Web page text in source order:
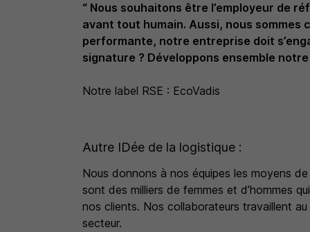
“ Nous souhaitons être l’employeur de
avant tout humain. Aussi, nous
performante, notre entreprise doit
signature ? Développons ensemble notre
Notre label RSE : EcoVadis
Autre IDée de la logistique :
Nous donnons à nos équipes les moyens
sont des milliers de femmes et d’hommes
nos clients. Nos collaborateurs travaillent
secteur.